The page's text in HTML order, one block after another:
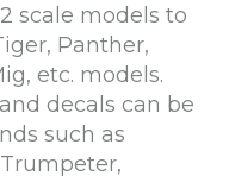
scale models to
Panther,
etc. models.
decals can be
such as